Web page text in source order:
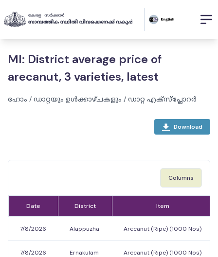
MI: District average price of
arecanut, 3 varieties, latest
ഹോം / ഡാറ്റയും ഉൾക്കാഴ്ചകളും / ഡാറ്റ എക്സ്പ്ലോറർ
Download
Columns
Date District Item
7/8/2026 Alappuzha Arecanut (Ripe) (1000 Nos)
7/8/2026 Ernakulam Arecanut (Ripe) (1000 Nos)